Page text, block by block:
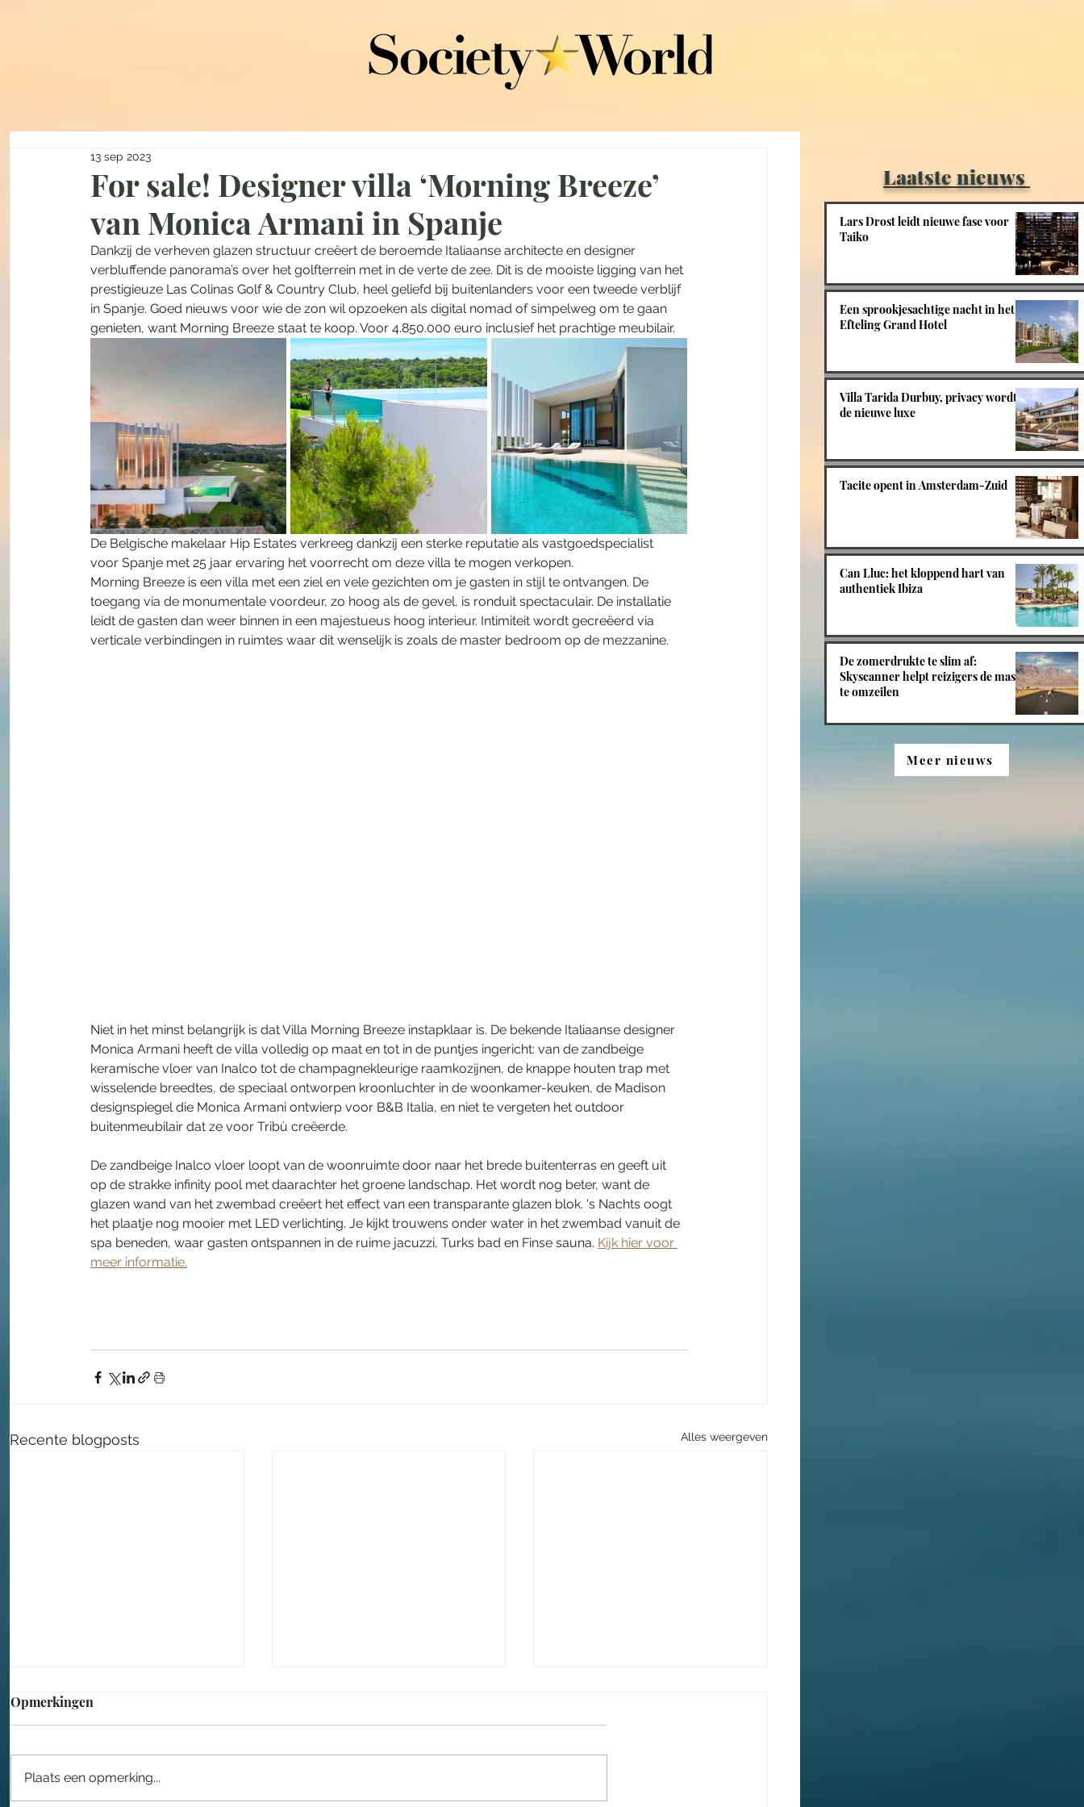
For sale! Designer villa ‘Morning Breeze’
van Monica Armani in Spanje
13 sep 2023
Dankzij de verheven glazen structuur creëert de beroemde Italiaanse architecte en designer
verbluffende panorama’s over het golfterrein met in de verte de zee. Dit is de mooiste ligging van het
prestigieuze Las Colinas Golf & Country Club, heel geliefd bij buitenlanders voor een tweede verblijf
in Spanje. Goed nieuws voor wie de zon wil opzoeken als digital nomad of simpelweg om te gaan
genieten, want Morning Breeze staat te koop. Voor 4.850.000 euro inclusief het prachtige meubilair.
De Belgische makelaar Hip Estates verkreeg dankzij een sterke reputatie als vastgoedspecialist
voor Spanje met 25 jaar ervaring het voorrecht om deze villa te mogen verkopen.
Morning Breeze is een villa met een ziel en vele gezichten om je gasten in stijl te ontvangen. De
toegang via de monumentale voordeur, zo hoog als de gevel, is ronduit spectaculair. De installatie
leidt de gasten dan weer binnen in een majestueus hoog interieur. Intimiteit wordt gecreëerd via
verticale verbindingen in ruimtes waar dit wenselijk is zoals de master bedroom op de mezzanine.
Niet in het minst belangrijk is dat Villa Morning Breeze instapklaar is. De bekende Italiaanse designer
Monica Armani heeft de villa volledig op maat en tot in de puntjes ingericht: van de zandbeige
keramische vloer van Inalco tot de champagnekleurige raamkozijnen, de knappe houten trap met
wisselende breedtes, de speciaal ontworpen kroonluchter in de woonkamer-keuken, de Madison
designspiegel die Monica Armani ontwierp voor B&B Italia, en niet te vergeten het outdoor
buitenmeubilair dat ze voor Tribù creëerde.
De zandbeige Inalco vloer loopt van de woonruimte door naar het brede buitenterras en geeft uit
op de strakke infinity pool met daarachter het groene landschap. Het wordt nog beter, want de
glazen wand van het zwembad creëert het effect van een transparante glazen blok. 's Nachts oogt
het plaatje nog mooier met LED verlichting. Je kijkt trouwens onder water in het zwembad vanuit de
spa beneden, waar gasten ontspannen in de ruime jacuzzi, Turks bad en Finse sauna. Kijk hier voor
meer informatie.
Recente blogposts Alles weergeven
Opmerkingen
Plaats een opmerking...
Laatste nieuws
Lars Drost leidt nieuwe fase voor
Taiko
Een sprookjesachtige nacht in het
Efteling Grand Hotel
Villa Tarida Durbuy, privacy wordt
de nieuwe luxe
Tacite opent in Amsterdam-Zuid
Can Lluc: het kloppend hart van
authentiek Ibiza
De zomerdrukte te slim af:
Skyscanner helpt reizigers de massa
te omzeilen
Meer nieuws